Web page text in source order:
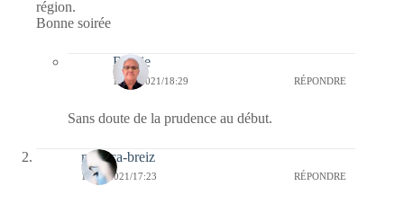
région.
Bonne soirée
Bernie
12/05/2021/18:29 RÉPONDRE
Sans doute de la prudence au début.
monica-breiz
11/05/2021/17:23 RÉPONDRE